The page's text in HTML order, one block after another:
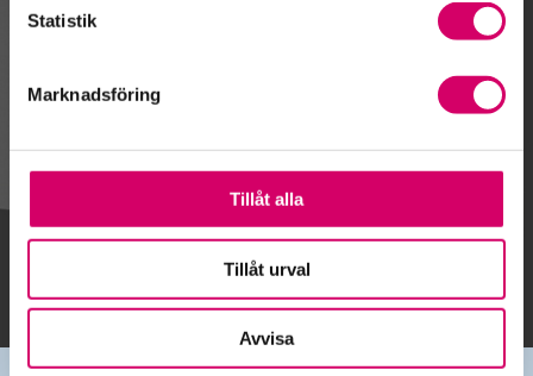
Statistik
Marknadsföring
Tillåt alla
Tillåt urval
Avvisa
Kalendarium
Gå till kalendariet
Lägg till i kalender